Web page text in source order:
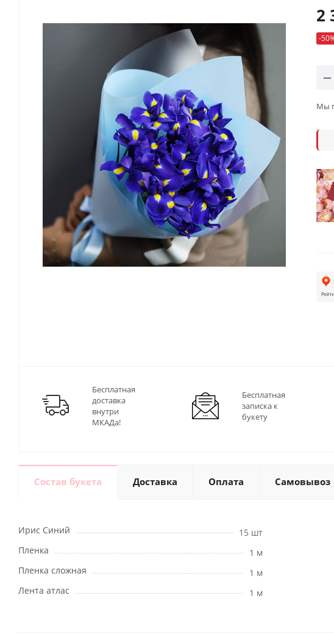
2
-
Мы
Бесплатная
доставка
внутри
МКАДа!
Бесплатная
записка к
букету
Состав букета Доставка Оплата Самовывоз
Ирис Синий
15 шт
Пленка
1 м
Пленка сложная
1 м
Лента атлас
1 м